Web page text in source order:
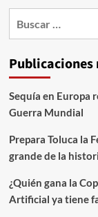
Publicaciones
Sequía en Europa
Guerra Mundial
Prepara Toluca la
grande de la
¿Quién gana la
Artificial ya tiene